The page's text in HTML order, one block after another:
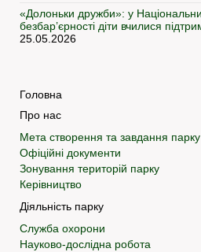
«Долоньки дружби»: у
безбар’єрності діти вчилися
25.05.2026
Головна
Про нас
Мета створення та завдання парку
Офіційні документи
Зонування територій парку
Керівництво
Діяльність парку
Служба охорони
Науково-дослідна робота